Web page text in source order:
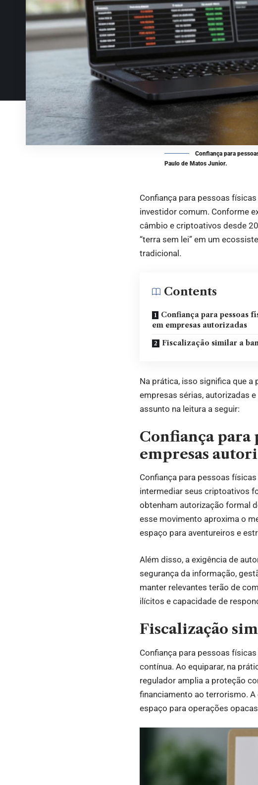
Confiança para
Paulo de Matos Junior.
Confiança para pessoas
investidor comum. Conforme
câmbio e criptoativos desde
“terra sem lei” em um
tradicional.
Contents
Confiança para pessoas
em empresas autorizadas
Fiscalização similar a
Na prática, isso significa que
empresas sérias, autorizadas
assunto na leitura a seguir:
Confiança para
empresas
Confiança para pessoas
intermediar seus criptoativos
obtenham autorização formal
esse movimento aproxima o
espaço para aventureiros e
Além disso, a exigência de
segurança da informação,
manter relevantes terão de
ilícitos e capacidade de
Fiscalização
Confiança para pessoas
contínua. Ao equiparar, na
regulador amplia a proteção
financiamento ao terrorismo.
espaço para operações